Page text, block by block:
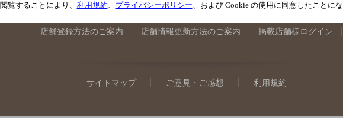
店舗登録方法のご案内 店舗情報更新方法のご案内 掲載店舗様ログイン
サイトマップ ご意見・ご感想 利用規約
閲覧することにより、 利用規約、 プライバシーポリシー、および Cookie の使用に同意したことにな